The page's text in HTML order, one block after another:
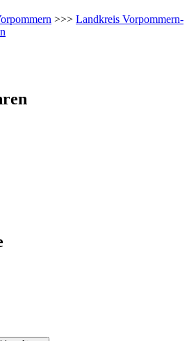
>>> Landkreis Vorpommern-